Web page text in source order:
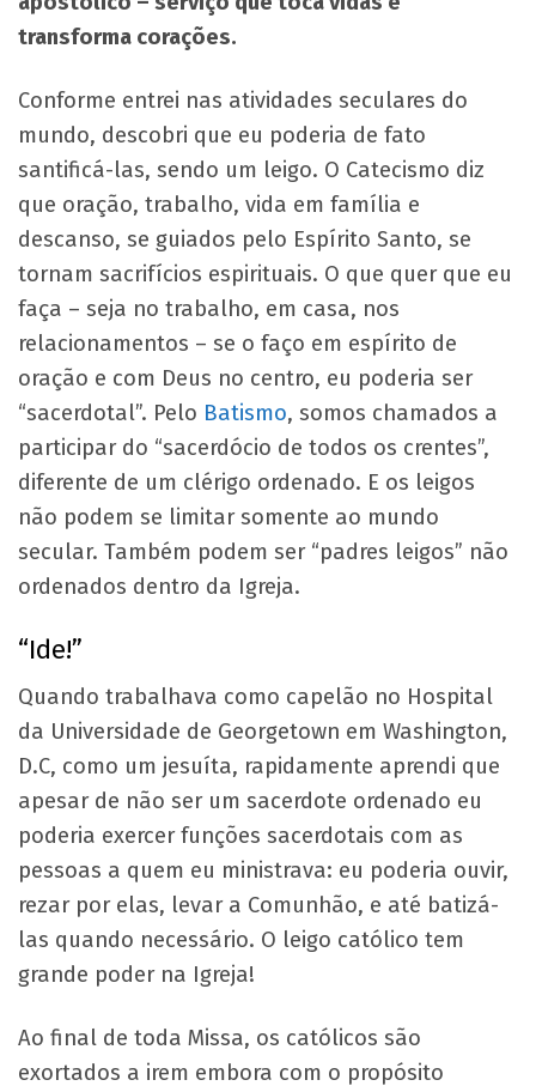
transforma corações.
Conforme entrei nas atividades seculares do
mundo, descobri que eu poderia de fato
santificá-las, sendo um leigo. O Catecismo diz
que oração, trabalho, vida em família e
descanso, se guiados pelo Espírito Santo, se
tornam sacrifícios espirituais. O que quer que eu
faça – seja no trabalho, em casa, nos
relacionamentos – se o faço em espírito de
oração e com Deus no centro, eu poderia ser
“sacerdotal”. Pelo Batismo, somos chamados a
participar do “sacerdócio de todos os crentes”,
diferente de um clérigo ordenado. E os leigos
não podem se limitar somente ao mundo
secular. Também podem ser “padres leigos” não
ordenados dentro da Igreja.
“Ide!”
Quando trabalhava como capelão no Hospital
da Universidade de Georgetown em Washington,
D.C, como um jesuíta, rapidamente aprendi que
apesar de não ser um sacerdote ordenado eu
poderia exercer funções sacerdotais com as
pessoas a quem eu ministrava: eu poderia ouvir,
rezar por elas, levar a Comunhão, e até batizá-
las quando necessário. O leigo católico tem
grande poder na Igreja!
Ao final de toda Missa, os católicos são
exortados a irem embora com o propósito